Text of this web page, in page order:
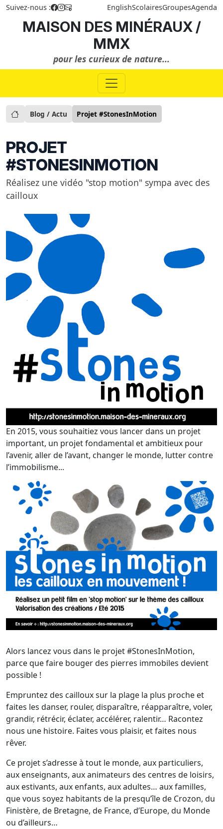
Suivez-nous : EnglishScolairesGroupesAgenda
MAISON DES MINÉRAUX /
MMX
pour les curieux de nature...
Blog / Actu Projet #StonesInMotion
PROJET
#STONESINMOTION
Réalisez une vidéo "stop motion" sympa avec des
cailloux
En 2015, vous souhaitiez vous lancer dans un projet
important, un projet fondamental et ambitieux pour
l’avenir, aller de l’avant, changer le monde, lutter contre
l’immobilisme...
Alors lancez vous dans le projet #StonesInMotion,
parce que faire bouger des pierres immobiles devient
possible !
Empruntez des cailloux sur la plage la plus proche et
faites les danser, rouler, disparaître, réapparaître, voler,
grandir, rétrécir, éclater, accélérer, ralentir… Racontez
nous une histoire. Faites vous plaisir, et faites nous
rêver.
Ce projet s’adresse à tout le monde, aux particuliers,
aux enseignants, aux animateurs des centres de loisirs,
aux estivants, aux enfants, aux adultes… aux familles,
que vous soyez habitants de la presqu’île de Crozon, du
Finistère, de Bretagne, de France, d’Europe, du Monde
ou d’ailleurs…